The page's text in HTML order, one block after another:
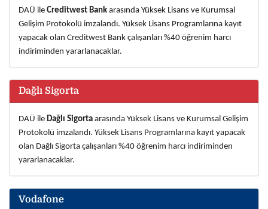
DAÜ ile Creditwest Bank arasında Yüksek Lisans ve Kurumsal
Gelişim Protokolü imzalandı. Yüksek Lisans Programlarına kayıt
yapacak olan Creditwest Bank çalışanları %40 öğrenim harcı
indiriminden yararlanacaklar.
Dağlı Sigorta
DAÜ ile Dağlı Sigorta arasında Yüksek Lisans ve Kurumsal Gelişim
Protokolü imzalandı. Yüksek Lisans Programlarına kayıt yapacak
olan Dağlı Sigorta çalışanları %40 öğrenim harcı indiriminden
yararlanacaklar.
Vodafone